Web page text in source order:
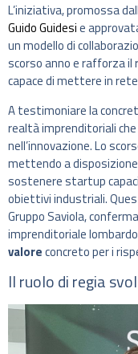
L’iniziativa, promossa
Guido Guidesie
un modello di
scorso anno e rafforza il
capace di mettere in
A testimoniare la
realtà imprenditoriali
nell’innovazione. Lo
mettendo a
sostenere startup
obiettivi industriali.
Gruppo Saviola,
imprenditoriale lombardo
valoreconcreto per i
Il ruolo di regia